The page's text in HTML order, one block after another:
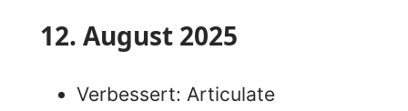
12. August 2025
Verbessert: Articulate